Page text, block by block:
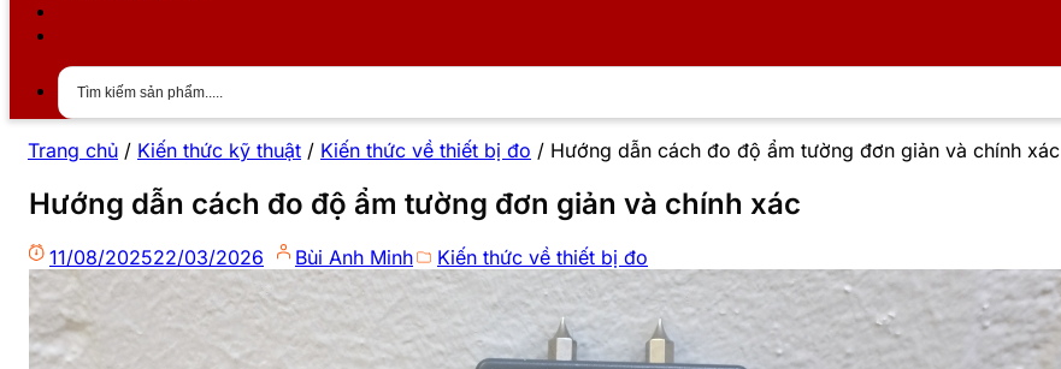
Trang chủ / Kiến thức kỹ thuật / Kiến thức về thiết bị đo / Hướng dẫn cách đo độ ẩm tường đơn giản và chính xác
Hướng dẫn cách đo độ ẩm tường đơn giản và chính xác
11/08/202522/03/2026 Bùi Anh Minh Kiến thức về thiết bị đo